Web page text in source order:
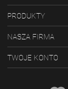
PRODUKTY
NASZA FIRMA
TWOJE KONTO